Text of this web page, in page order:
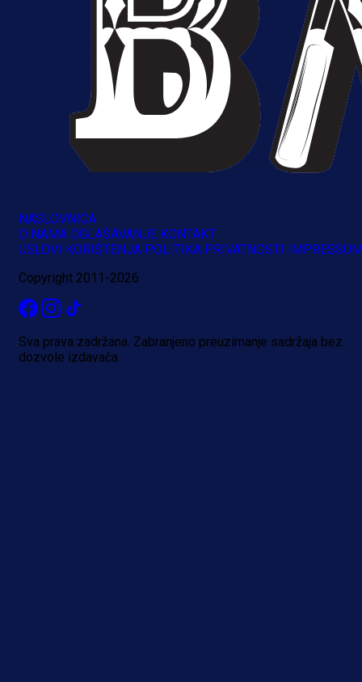
A Selekcija
Brat Kerima Alajbegovića pozvan
Više vijesti
NASLOVNICA
O NAMA OGLAŠAVANJE KONTAKT
USLOVI KORIŠTENJA POLITIKA PRIVATNOSTI IMPRESSUM
Copyright 2011-2026
Sva prava zadržana. Zabranjeno preuzimanje sadržaja bez
dozvole izdavača.